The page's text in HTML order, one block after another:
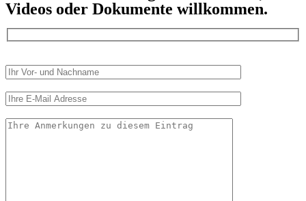
Videos oder Dokumente willkommen.